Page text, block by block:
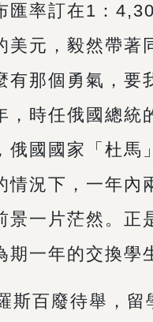
匯率訂在1：
美元，毅然帶著
有那個勇氣，
，時任俄國總統
俄國國家「杜馬
情況下，一年內
景一片茫然。正
一年的交換學
百廢待舉，留